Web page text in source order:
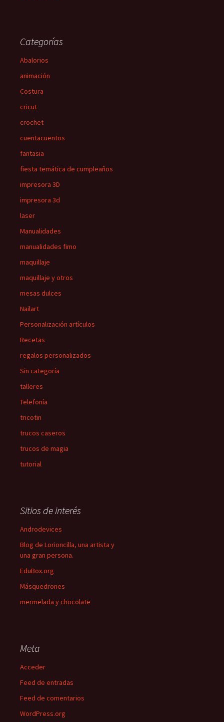
Categorías
Abalorios
animación
Costura
cricut
crochet
cuentacuentos
fantasia
fiesta temática de cumpleaños
impresora 3D
impresora 3d
laser
Manualidades
manualidades fimo
maquillaje
maquillaje y otros
mesas dulces
Nailart
Personalización artículos
Recetas
regalos personalizados
Sin categoría
talleres
Telefonía
tricotin
trucos caseros
trucos de magia
tutorial
Sitios de interés
Androdevices
Blog de Lorioncilla, una artista y
una gran persona.
EduBox.org
Másquedrones
mermelada y chocolate
Meta
Acceder
Feed de entradas
Feed de comentarios
WordPress.org